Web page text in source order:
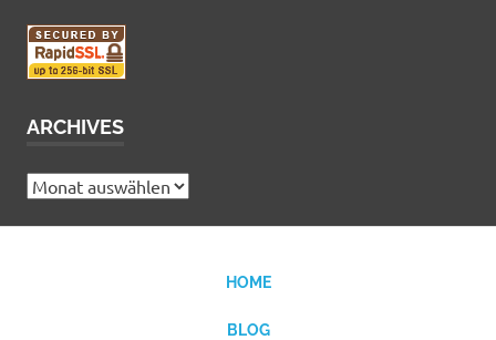
ARCHIVES
Archives
HOME
BLOG